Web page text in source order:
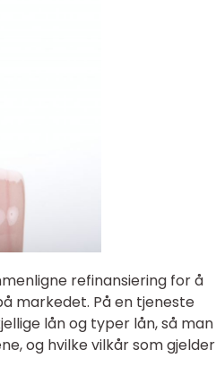
refinansiering for å
markedet. På en tjeneste
lån og typer lån, så man
og hvilke vilkår som gjelder